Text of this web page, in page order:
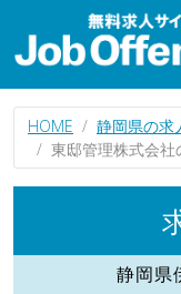
HOME 静岡県の求
東邸管理株式会社
静岡県